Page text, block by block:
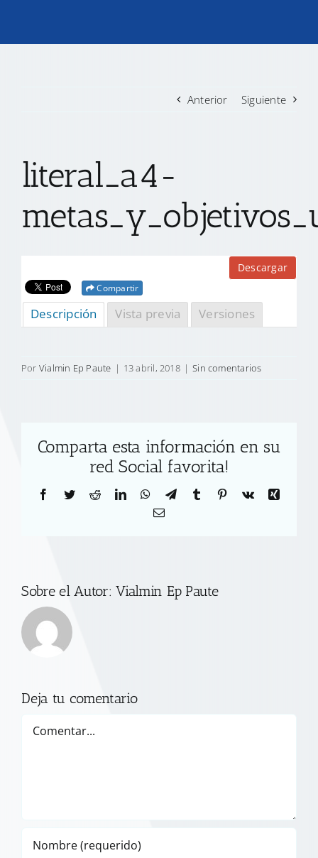
TRANSPARENCIA
CONTACTO
Anterior Siguiente
literal_a4-
Descargar
Compartir
Descripción Vista previa Versiones
Por Vialmin Ep Paute | 13 abril, 2018 | Sin comentarios
Comparta esta información en su
red Social favorita!
Facebook
TwitterRedditLinkedInWhatsApp
TelegramTumblr Pinterest
Vk
Xing
Correo
Sobre el Autor:Vialmin Ep Paute
Deja tu comentario